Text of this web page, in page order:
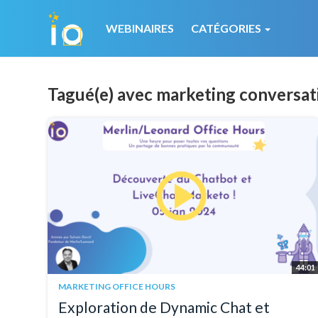
WEBINAIRES CATÉGORIES
Tagué(e) avec marketing
44:01
MARKETING OFFICE HOURS
Exploration de Dynamic Chat et